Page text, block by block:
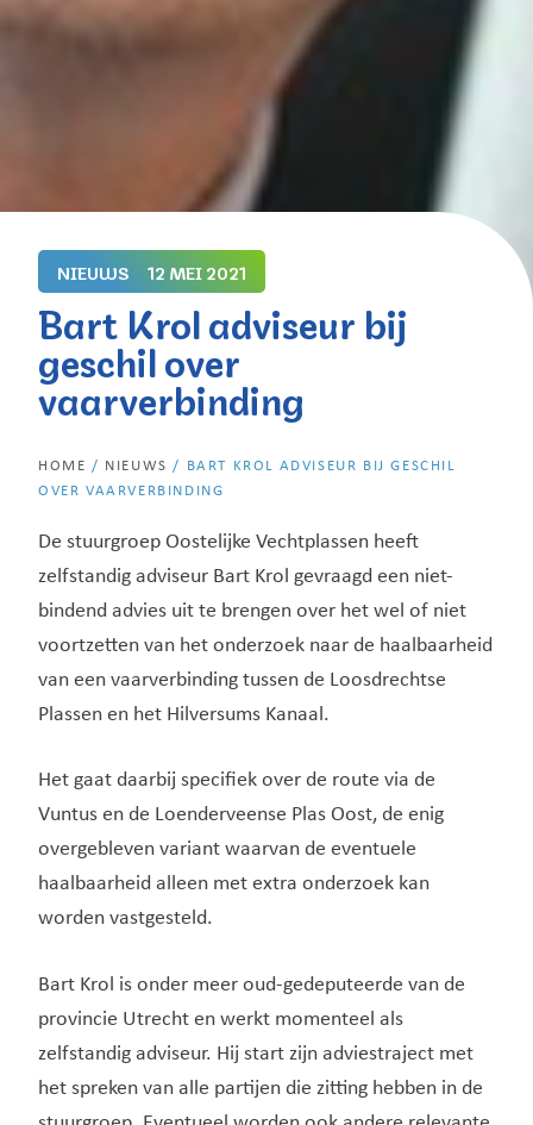
NIEUWS 12 MEI 2021
Bart Krol adviseur bij
geschil over
vaarverbinding
HOME / NIEUWS /
BART KROL ADVISEUR BIJ GESCHIL
OVER VAARVERBINDING
De stuurgroep Oostelijke Vechtplassen heeft
zelfstandig adviseur Bart Krol gevraagd een niet-
bindend advies uit te brengen over het wel of niet
voortzetten van het onderzoek naar de haalbaarheid
van een vaarverbinding tussen de Loosdrechtse
Plassen en het Hilversums Kanaal.
Het gaat daarbij specifiek over de route via de
Vuntus en de Loenderveense Plas Oost, de enig
overgebleven variant waarvan de eventuele
haalbaarheid alleen met extra onderzoek kan
worden vastgesteld.
Bart Krol is onder meer oud-gedeputeerde van de
provincie Utrecht en werkt momenteel als
zelfstandig adviseur. Hij start zijn adviestraject met
het spreken van alle partijen die zitting hebben in de